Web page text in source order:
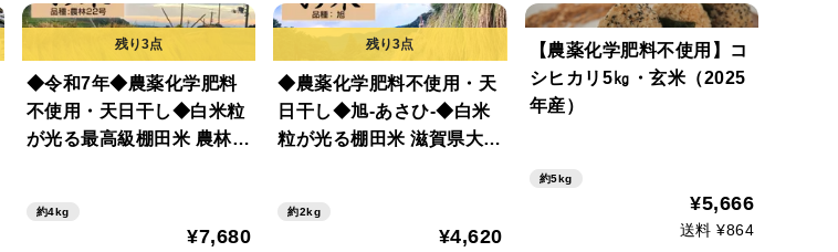
◆令和7年◆農薬化学肥料
不使用・天日干し◆白米粒
が光る最高級棚田米 農林2
約4kg
¥7,680
◆農薬化学肥料不使用・天
日干し◆旭-あさひ-◆白米
粒が光る棚田米 滋賀県大津
約2kg
¥4,620
【農薬化学肥料不使用】コ
シヒカリ5㎏・玄米（2025
年産）
約5kg
¥5,666
送料 ¥864